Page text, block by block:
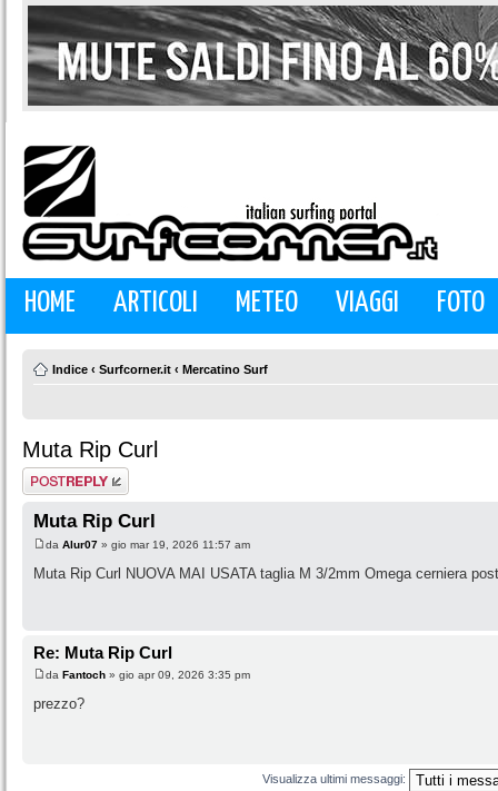
HOME ARTICOLI METEO VIAGGI FOTO
Indice ‹ Surfcorner.it ‹ Mercatino Surf
Muta Rip Curl
Rispondi al
messaggio
Muta Rip Curl
da Alur07 » gio mar 19, 2026 11:57 am
Muta Rip Curl NUOVA MAI USATA taglia M 3/2mm Omega cerniera
Re: Muta Rip Curl
da Fantoch » gio apr 09, 2026 3:35 pm
prezzo?
Visualizza ultimi messaggi: